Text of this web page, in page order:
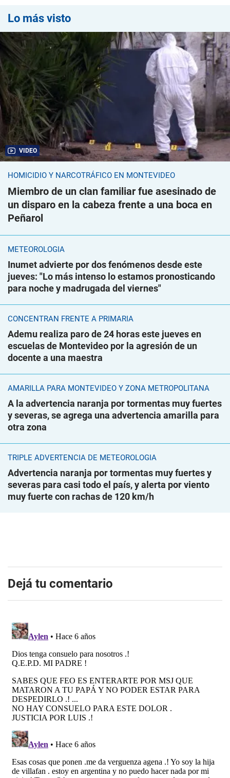
Lo más visto
VIDEO
HOMICIDIO Y NARCOTRÁFICO EN MONTEVIDEO
Miembro de un clan familiar fue asesinado de
un disparo en la cabeza frente a una boca en
Peñarol
METEOROLOGÍA
Inumet advierte por dos fenómenos desde este
jueves: "Lo más intenso lo estamos pronosticando
para noche y madrugada del viernes"
CONCENTRAN FRENTE A PRIMARIA
Ademu realiza paro de 24 horas este jueves en
escuelas de Montevideo por la agresión de un
docente a una maestra
AMARILLA PARA MONTEVIDEO Y ZONA METROPOLITANA
A la advertencia naranja por tormentas muy fuertes
y severas, se agrega una advertencia amarilla para
otra zona
TRIPLE ADVERTENCIA DE METEOROLOGÍA
Advertencia naranja por tormentas muy fuertes y
severas para casi todo el país, y alerta por viento
muy fuerte con rachas de 120 km/h
Dejá tu comentario